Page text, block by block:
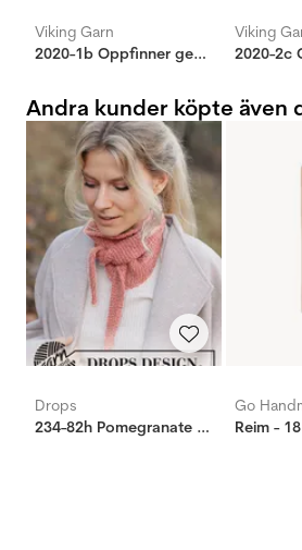
Viking Garn
2020-1b Oppfinner genser
Viking
Andra kunder köpte även
Drops
234-82h Pomegranate Shawl
Go
Reim -